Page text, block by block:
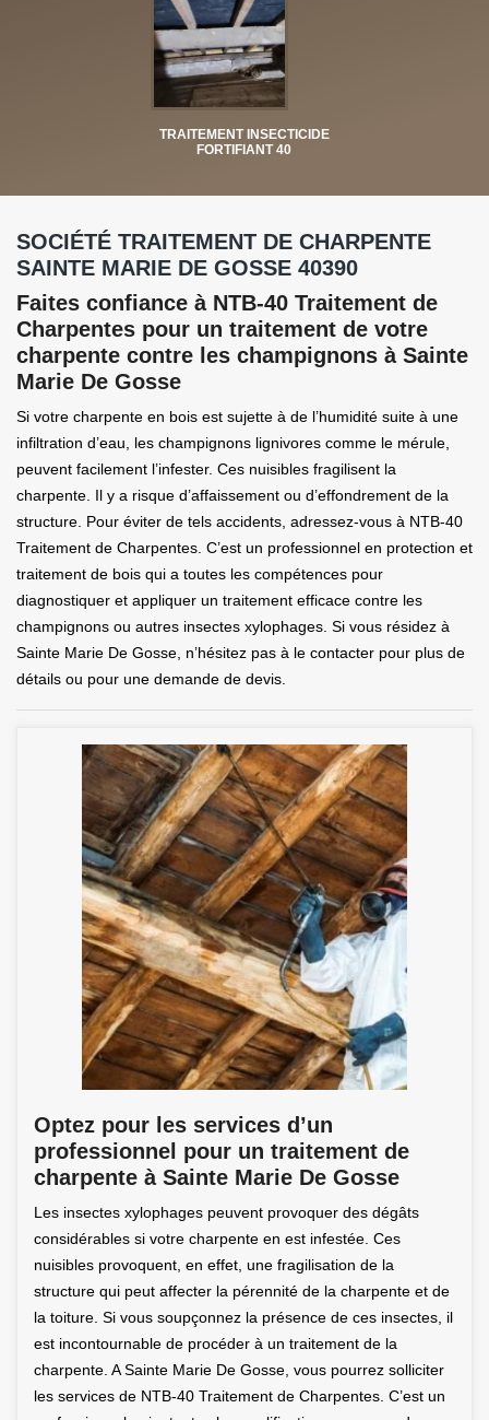
TRAITEMENT INSECTICIDE
FORTIFIANT 40
SOCIÉTÉ TRAITEMENT DE CHARPENTE
SAINTE MARIE DE GOSSE 40390
Faites confiance à NTB-40 Traitement de
Charpentes pour un traitement de votre
charpente contre les champignons à Sainte
Marie De Gosse
Si votre charpente en bois est sujette à de l’humidité suite à une
infiltration d’eau, les champignons lignivores comme le mérule,
peuvent facilement l’infester. Ces nuisibles fragilisent la
charpente. Il y a risque d’affaissement ou d’effondrement de la
structure. Pour éviter de tels accidents, adressez-vous à NTB-40
Traitement de Charpentes. C’est un professionnel en protection et
traitement de bois qui a toutes les compétences pour
diagnostiquer et appliquer un traitement efficace contre les
champignons ou autres insectes xylophages. Si vous résidez à
Sainte Marie De Gosse, n’hésitez pas à le contacter pour plus de
détails ou pour une demande de devis.
Optez pour les services d’un
professionnel pour un traitement de
charpente à Sainte Marie De Gosse
Les insectes xylophages peuvent provoquer des dégâts
considérables si votre charpente en est infestée. Ces
nuisibles provoquent, en effet, une fragilisation de la
structure qui peut affecter la pérennité de la charpente et de
la toiture. Si vous soupçonnez la présence de ces insectes, il
est incontournable de procéder à un traitement de la
charpente. A Sainte Marie De Gosse, vous pourrez solliciter
les services de NTB-40 Traitement de Charpentes. C’est un